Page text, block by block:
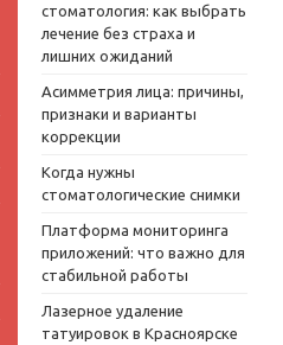
стоматология: как выбрать
лечение без страха и
лишних ожиданий
Асимметрия лица: причины,
признаки и варианты
коррекции
Когда нужны
стоматологические снимки
Платформа мониторинга
приложений: что важно для
стабильной работы
Лазерное удаление
татуировок в Красноярске